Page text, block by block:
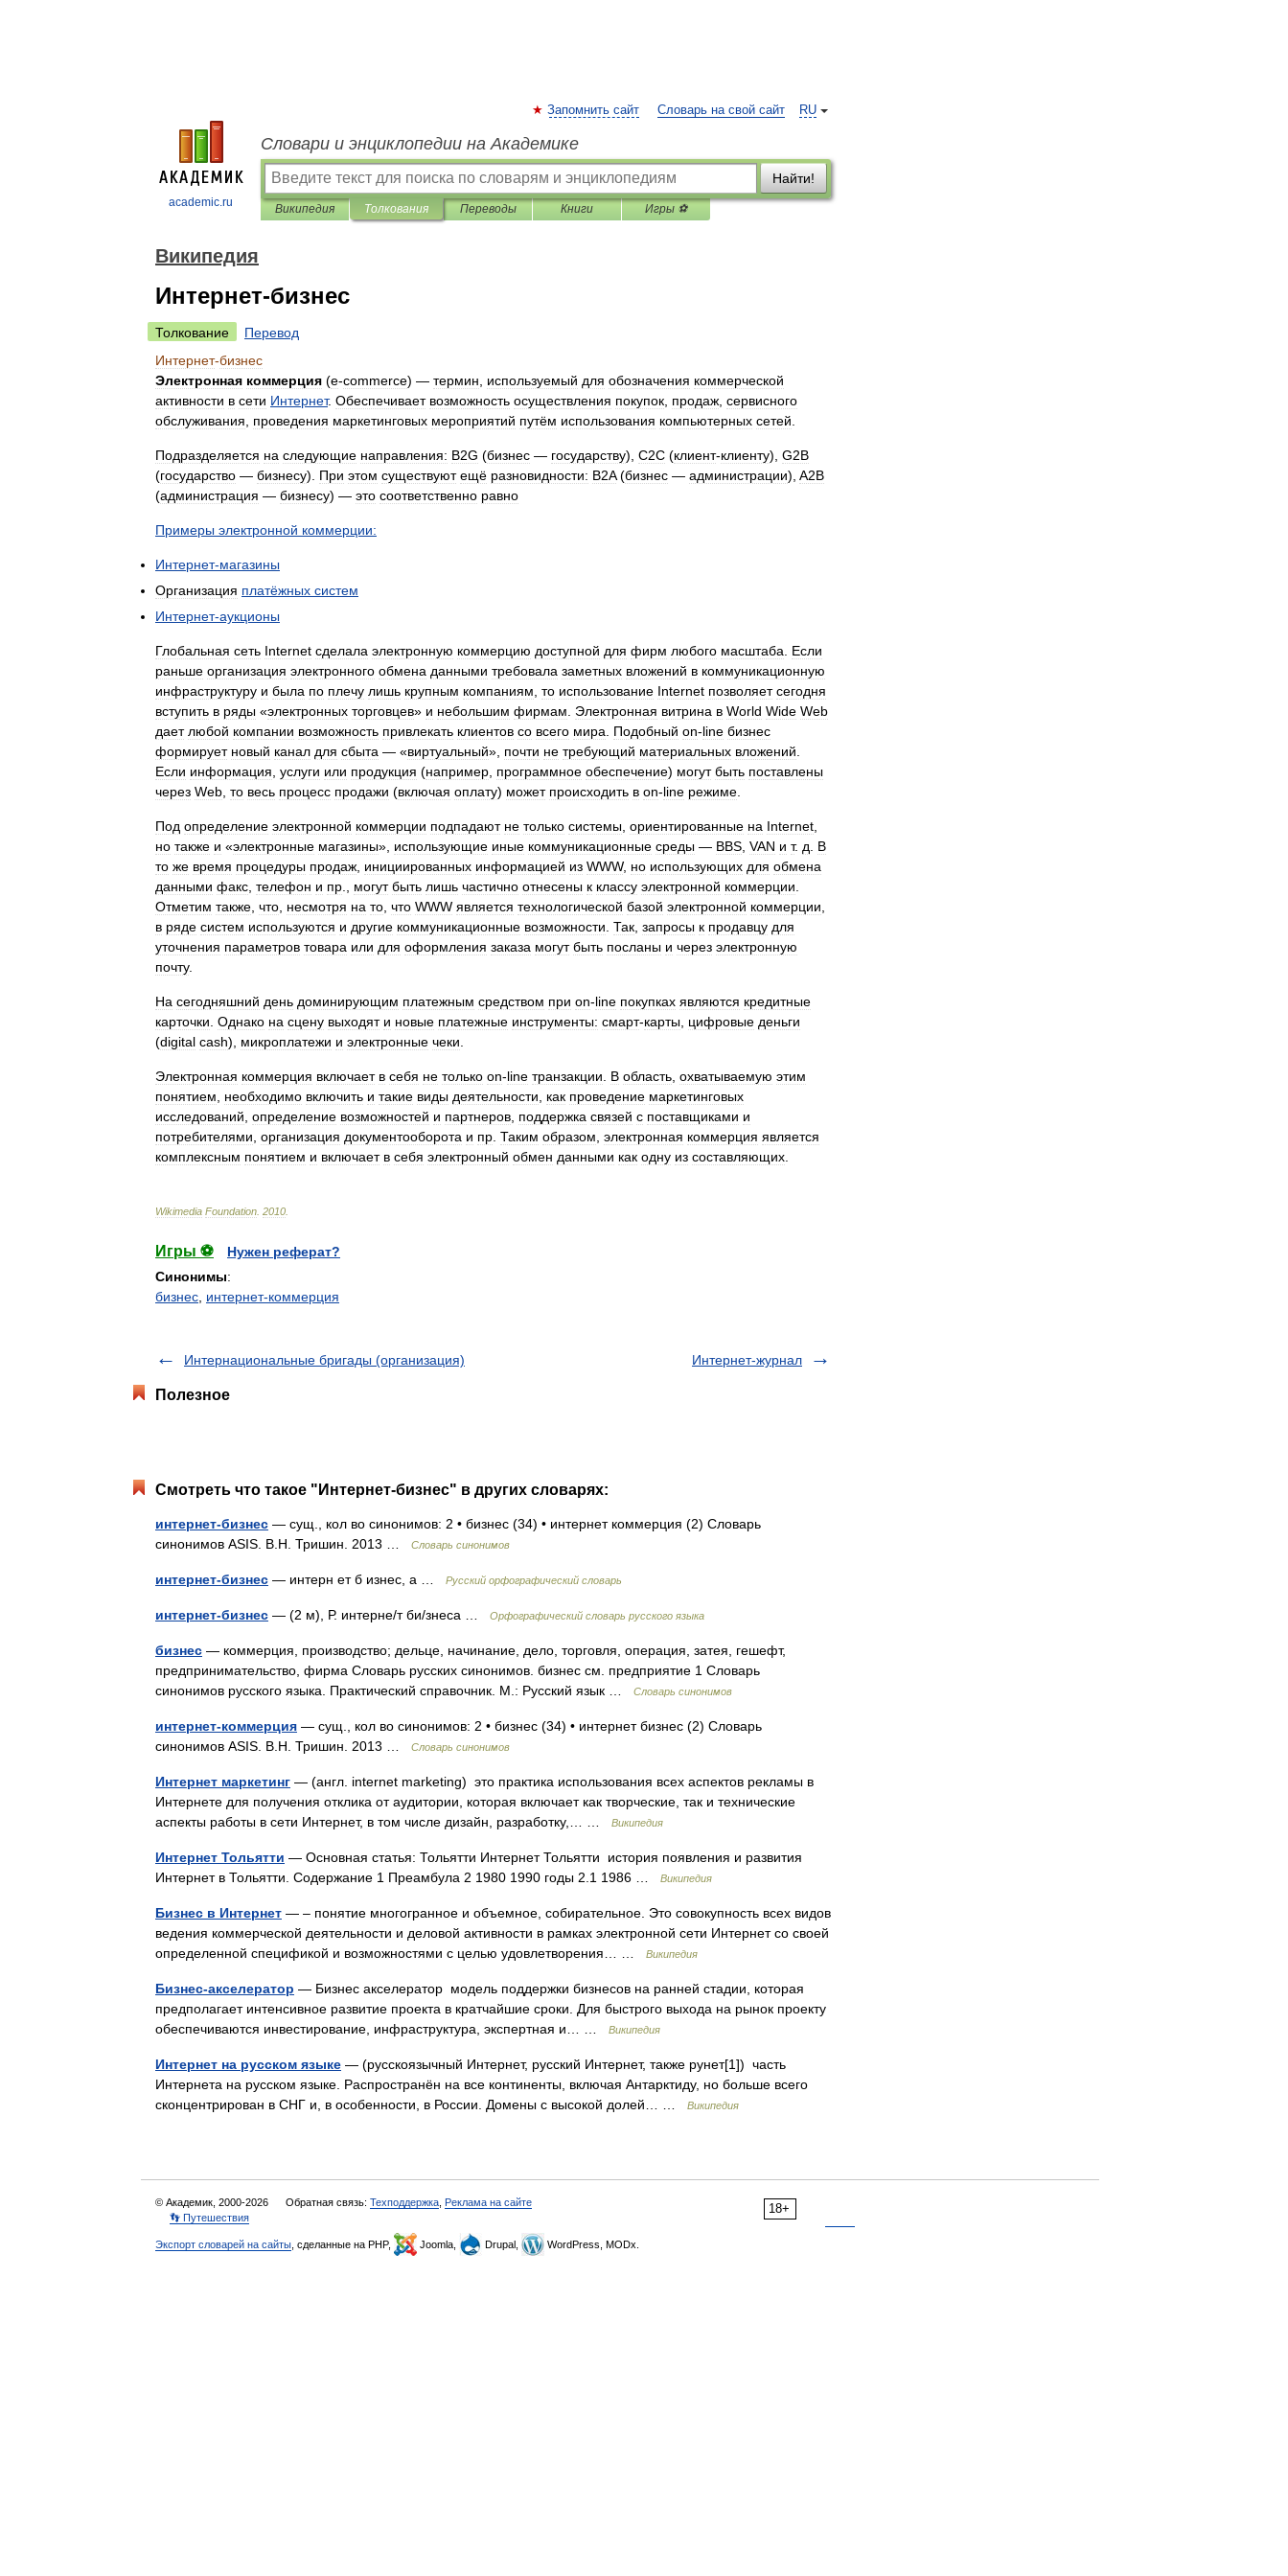
academic.ru
RU
Запомнить сайт Словарь на свой сайт
Словари и энциклопедии на Академике
Найти!
Википедия Толкования Переводы Книги Игры ⚽
Википедия
Интернет-бизнес
Толкование
Перевод
Интернет-бизнес
Электронная коммерция (e-commerce) — термин используемый для обозначения коммерческой
активности в сети Интернет. Обеспечивает возможность осуществления покупок продаж сервисного
обслуживания
проведения маркетинговых мероприятий путём использования компьютерных сетей
Подразделяется на следующие направления: B2G (бизнес — государству), C2C (клиент-клиенту), G2B
(государство — бизнесу). При этом существуют ещё разновидности: B2A(бизнес — администрации), A2B
(администрация — бизнесу) — это соответственно равно
Примеры электронной коммерции:
Интернет-магазины
Организация платёжных систем
Интернет-аукционы
Глобальная сеть Internet сделала электронную коммерцию доступной для фирм любого масштаба
Если
раньше организация электронного обмена данными требовала заметных вложений в коммуникационную
инфраструктуру и была по плечу лишь крупным компаниям то использование Internet позволяет сегодня
вступить в ряды «электронных торговцев» и небольшим фирмам Электронная витрина в World Wide Web
дает любой компании возможность привлекать клиентов со всего мира Подобный on-line бизнес
формирует новый канал для сбыта — «виртуальный», почти не требующий материальных вложений
Если информация услуги или продукция (например программное обеспечение) могут быть поставлены
через Web то весь процесс продажи (включая оплату) может происходить в on-line режиме
Под определение электронной коммерции подпадают не только системы ориентированные на Internet
но также и «электронные магазины», использующие иные коммуникационные среды — BBS VAN и т. д
В
то же время процедуры продаж инициированных информацией из WWW, но использующих для обмена
данными факс телефон и пр могут быть лишь частично отнесены к классу электронной коммерции
Отметим также что несмотря на то что WWW является технологической базой электронной коммерции
в ряде систем используются и другие коммуникационные возможности Так запросы к продавцу для
уточнения параметров товара или для оформления заказа могут быть посланы и через электронную
почту.
На сегодняшний день доминирующим платежным средством при on-line покупках являются кредитные
карточки Однако на сцену выходят и новые платежные инструменты: смарт-карты цифровые деньги
(digital cash), микроплатежи и электронные чеки
Электронная коммерция включает в себя не только on-line транзакции В область охватываемую этим
понятием
необходимо включить и такие виды деятельности как проведение маркетинговых
исследований определение возможностей и партнеров поддержка связей с поставщиками и
потребителями организация документооборота и пр Таким образом электронная коммерция является
комплексным понятием и включает в себя электронный обмен данными как одну из составляющих
Wikimedia Foundation 2010
Игры ⚽
Нужен реферат?
Синонимы:
бизнес интернет-коммерция
Интернациональные бригады (организация) Интернет-журнал
Полезное
Смотреть что такое "Интернет-бизнес" в других словарях:
интернет-бизнес — сущ., кол во синонимов: 2 • бизнес (34) • интернет коммерция (2) Словарь
синонимов ASIS. В.Н. Тришин. 2013 …
Словарь синонимов
интернет-бизнес — интерн ет б изнес, а … Русский орфографический словарь
интернет-бизнес — (2 м), Р. интерне/т би/знеса … Орфографический словарь русского языка
бизнес — коммерция, производство; дельце, начинание, дело, торговля, операция, затея, гешефт,
предпринимательство, фирма Словарь русских синонимов. бизнес см. предприятие 1 Словарь
синонимов русского языка. Практический справочник. М.: Русский язык …
Словарь синонимов
интернет-коммерция — сущ., кол во синонимов: 2 • бизнес (34) • интернет бизнес (2) Словарь
синонимов ASIS. В.Н. Тришин. 2013 …
Словарь синонимов
Интернет маркетинг — (англ. internet marketing) это практика использования всех аспектов рекламы в
Интернете для получения отклика от аудитории, которая включает как творческие, так и технические
аспекты работы в сети Интернет, в том числе дизайн, разработку,… …
Википедия
Интернет Тольятти — Основная статья: Тольятти Интернет Тольятти история появления и развития
Интернет в Тольятти. Содержание 1 Преамбула 2 1980 1990 годы 2.1 1986 …
Википедия
Бизнес в Интернет — – понятие многогранное и объемное, собирательное. Это совокупность всех видов
ведения коммерческой деятельности и деловой активности в рамках электронной сети Интернет со своей
определенной спецификой и возможностями с целью удовлетворения… …
Википедия
Бизнес-акселератор — Бизнес акселератор модель поддержки бизнесов на ранней стадии, которая
предполагает интенсивное развитие проекта в кратчайшие сроки. Для быстрого выхода на рынок проекту
обеспечиваются инвестирование, инфраструктура, экспертная и… …
Википедия
Интернет на русском языке — (русскоязычный Интернет, русский Интернет, также рунет[1]) часть
Интернета на русском языке. Распространён на все континенты, включая Антарктиду, но больше всего
сконцентрирован в СНГ и, в особенности, в России. Домены с высокой долей… …
Википедия
18+
© Академик, 2000-2026 Обратная связь: Техподдержка Реклама на сайте
👣 Путешествия
Экспорт словарей на сайты , сделанные на PHP, Joomla, Drupal, WordPress, MODx.